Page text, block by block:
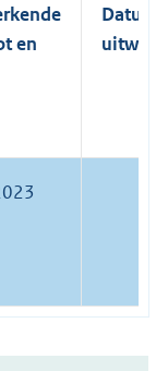
en
Datum